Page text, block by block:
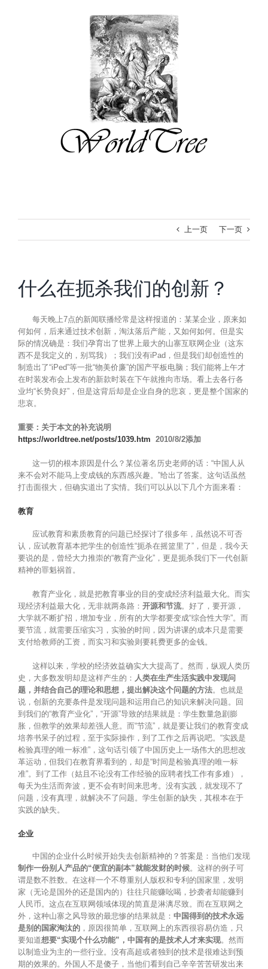
上一页 下一页
什么在扼杀我们的创新？
每天晚上7点的新闻联播经常是这样报道的：某某企业，原来如
何如何，后来通过技术创新，淘汰落后产能，又如何如何。但是实
际的情况确是：我们孕育出了世界上最大的山寨互联网企业（这东
西不是我定义的，别骂我）；我们没有iPad，但是我们却创造性的
制造出了“iPed”等一批“物美价廉”的国产平板电脑；我们能将上午才
在时装发布会上发布的新款时装在下午就推向市场。看上去各行各
业均“长势良好”，但是这背后却是企业自身的悲哀，更是整个国家的
悲哀。
重要：关于本文的补充说明
https://worldtree.net/posts/1039.htm 2010/8/2添加
这一切的根本原因是什么？某位著名历史老师的话：“中国人从
来不会对不能马上变成钱的东西感兴趣。”给出了答案。这句话虽然
打击面很大，但确实道出了实情。我们可以从以下几个方面来看：
教育
应试教育和素质教育的问题已经探讨了很多年，虽然说不可否
认，应试教育基本把学生的创造性“扼杀在摇篮里了”，但是，我今天
要说的是，曾经大力推崇的“教育产业化”，更是扼杀我们下一代创新
精神的罪魁祸首。
教育产业化，就是把教育事业的目的变成经济利益最大化。而实
现经济利益最大化，无非就两条路： 开源和节流。好了，要开源，
大学就不断扩招，增加专业，所有的大学都要变成“综合性大学”。而
要节流，就需要压缩实习，实验的时间，因为讲课的成本只是需要
支付给教师的工资，而实习和实验则要耗费更多的金钱。
这样以来，学校的经济效益确实大大提高了。然而，纵观人类历
史，大多数发明却是这样产生的： 人类在生产生活实践中发现问
题，并结合自己的理论和思想，提出解决这个问题的方法。也就是
说，创新的充要条件是发现问题和运用自己的知识来解决问题。回
到我们的“教育产业化”，“开源”导致的结果就是：学生数量急剧膨
胀，但教学的效果却差强人意。而“节流”，就是要让我们的教育变成
培养书呆子的过程，至于实际操作，到了工作之后再说吧。“实践是
检验真理的唯一标准”，这句话引领了中国历史上一场伟大的思想改
革运动，但我们在教育界看到的，却是“时间是检验真理的唯一标
准”。到了工作（姑且不论没有工作经验的应聘者找工作有多难），
每天为生活而奔波，更不会有时间来思考。没有实践，就发现不了
问题，没有真理，就解决不了问题。学生创新的缺失，其根本在于
实践的缺失。
企业
中国的企业什么时候开始失去创新精神的？答案是：当他们发现
制作一份别人产品的“便宜的副本”就能发财的时候。这样的例子可
谓是数不胜数。在这样一个不尊重别人版权和专利的国家里，发明
家（无论是国外的还是国内的）往往只能赚吆喝，抄袭者却能赚到
人民币。这点在互联网领域体现的简直是淋漓尽致。而在互联网之
外，这种山寨之风导致的最悲惨的结果就是： 中国得到的技术永远
是别的国家淘汰的 ，原因很简单，互联网上的东西很容易仿造，只
要知道想要“实现个什么功能”，中国有的是技术人才来实现。然而
以制造业为主的一些行业。没有高超或者独到的技术是很难达到预
期的效果的。外国人不是傻子，当他们看到自己辛辛苦苦研发出来